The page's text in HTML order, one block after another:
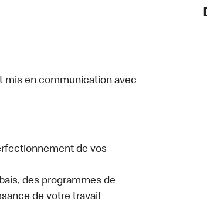
Notre
Nos
Santé et
mis en communication avec
de vos
des programmes de
de votre travail